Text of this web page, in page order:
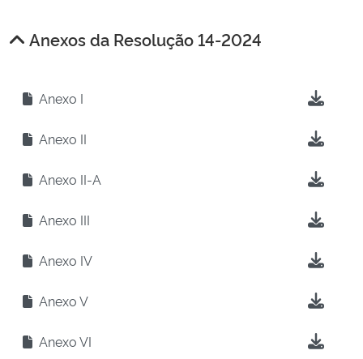
Anexos da Resolução 14-2024
Anexo I
Anexo II
Anexo II-A
Anexo III
Anexo IV
Anexo V
Anexo VI